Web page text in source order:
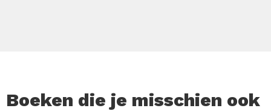
Boeken die je misschien ook